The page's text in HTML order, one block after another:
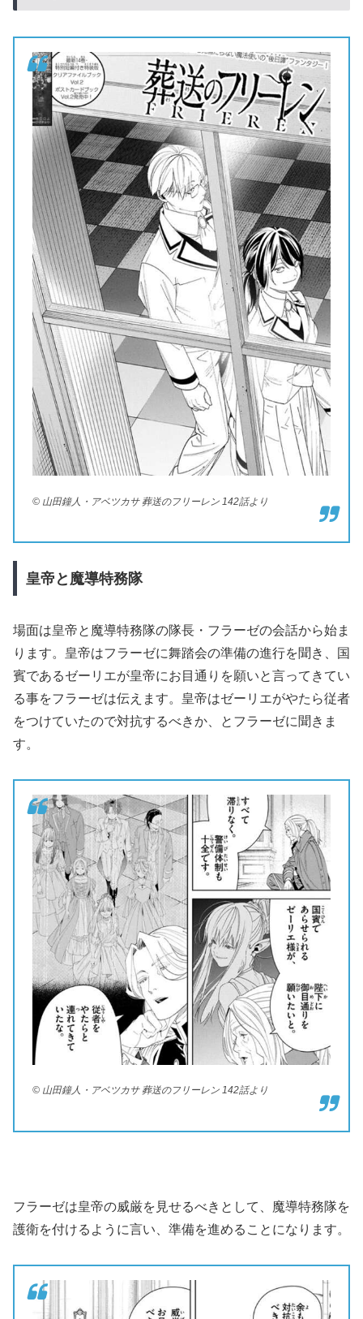
© 山田鐘人・アベツカサ 葬送のフリーレン 142話より
皇帝と魔導特務隊
場面は皇帝と魔導特務隊の隊長・フラーゼの会話から始ま
ります。皇帝はフラーゼに舞踏会の準備の進行を聞き、国
賓であるゼーリエが皇帝にお目通りを願いと言ってきてい
る事をフラーゼは伝えます。皇帝はゼーリエがやたら従者
をつけていたので対抗するべきか、とフラーゼに聞きま
す。
© 山田鐘人・アベツカサ 葬送のフリーレン 142話より
フラーゼは皇帝の威厳を見せるべきとして、魔導特務隊を
護衛を付けるように言い、準備を進めることになります。